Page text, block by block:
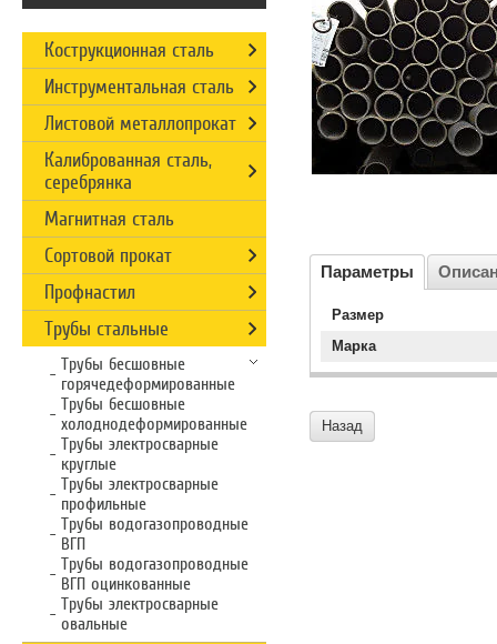
Параметры
Размер
Марка
Назад
Кострукционная сталь
Инструментальная сталь
Листовой металлопрокат
Калиброванная сталь,
серебрянка
Магнитная сталь
Сортовой прокат
Профнастил
Трубы стальные
Трубы бесшовные
горячедеформированные
Трубы бесшовные
холоднодеформированные
Трубы электросварные
круглые
Трубы электросварные
профильные
Трубы водогазопроводные
ВГП
Трубы водогазопроводные
ВГП оцинкованные
Трубы электросварные
овальные